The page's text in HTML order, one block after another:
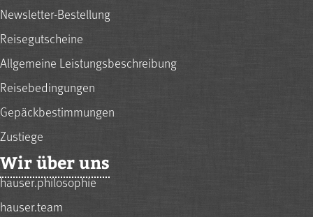
Newsletter-Bestellung
Reisegutscheine
Allgemeine Leistungsbeschreibung
Reisebedingungen
Gepäckbestimmungen
Zustiege
Wir über uns
hauser.philosophie
hauser.team